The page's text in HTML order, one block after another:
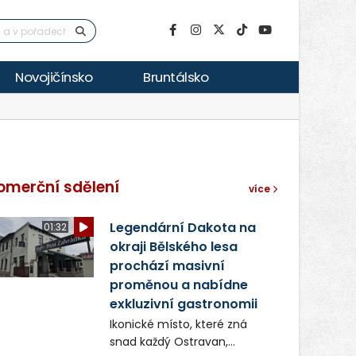
Novojičínsko Bruntálsko
sdělení více
01:32
Legendární Dakota na
okraji Bělského lesa
prochází masivní
proměnou a nabídne
exkluzivní gastronomii
Ikonické místo, které zná
snad každý Ostravan,